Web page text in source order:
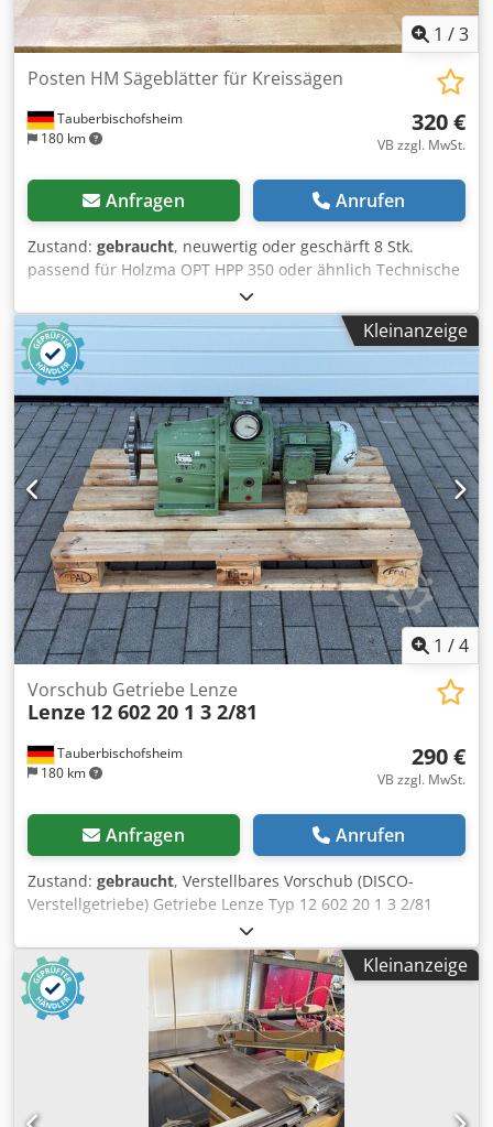
1 /3
Tauberbischofsheim
180 km
Posten HM Sägeblätter für Kreissägen
320 €
VB zzgl. MwSt.
Anfragen Anrufen
Zustand: gebraucht, neuwertig oder geschärft 8 Stk.
passend für Holzma OPT HPP 350 oder ähnlich Technische
Daten: - Durchmesser: 370 - 380 mm - Breite: 3-5 mm
Crsdpezrx Smefx Aamsf - Bohrung: 60 mm - Lochkreis: 100
mm
Kleinanzeige
1 /4
Tauberbischofsheim
180 km
Vorschub Getriebe Lenze
Lenze 12 602 20 1 3 2/81
290 €
VB zzgl. MwSt.
Anfragen Anrufen
Zustand: gebraucht, Verstellbares Vorschub (DISCO-
Verstellgetriebe) Getriebe Lenze Typ 12 602 20 1 3 2/81
Cjdozrxvfjpfx Aamsrf Technische Daten: - P1: 3,0 kW - n1:
1.500 UpM - M2: 444-800 Nm - n2: 52-8,7 UpM
Kleinanzeige